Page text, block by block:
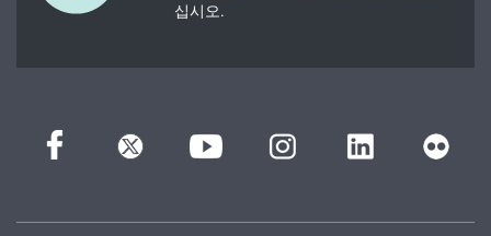
십시오.